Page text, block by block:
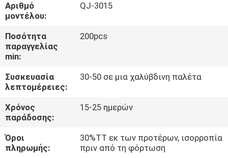
ΠΟΙΟΤΙΚΌΣ
ΈΛΕΓΧΟΣ
ΕΛΆΤΕ
ΣΕ
ΕΠΑΦΉ
ΜΕ
Αριθμό
μοντέλου:
QJ-3015
Ποσότητα
παραγγελίας
min:
200pcs
Συσκευασία
λεπτομέρειες:
30-50 σε μια χαλύβδινη παλέτα
Χρόνος
παράδοσης:
15-25 ημερών
Όροι
πληρωμής:
30%TT εκ των προτέρων, ισορροπία
πριν από τη φόρτωση